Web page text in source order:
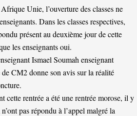
Unie, l’ouverture des classes ne
Dans les classes respectives,
présent au deuxième jour de cette
les enseignants oui.
Ismael Soumah enseignant
CM2 donne son avis sur la réalité
cette rentrée a été une rentrée morose, il y
pas répondu à l’appel malgré la